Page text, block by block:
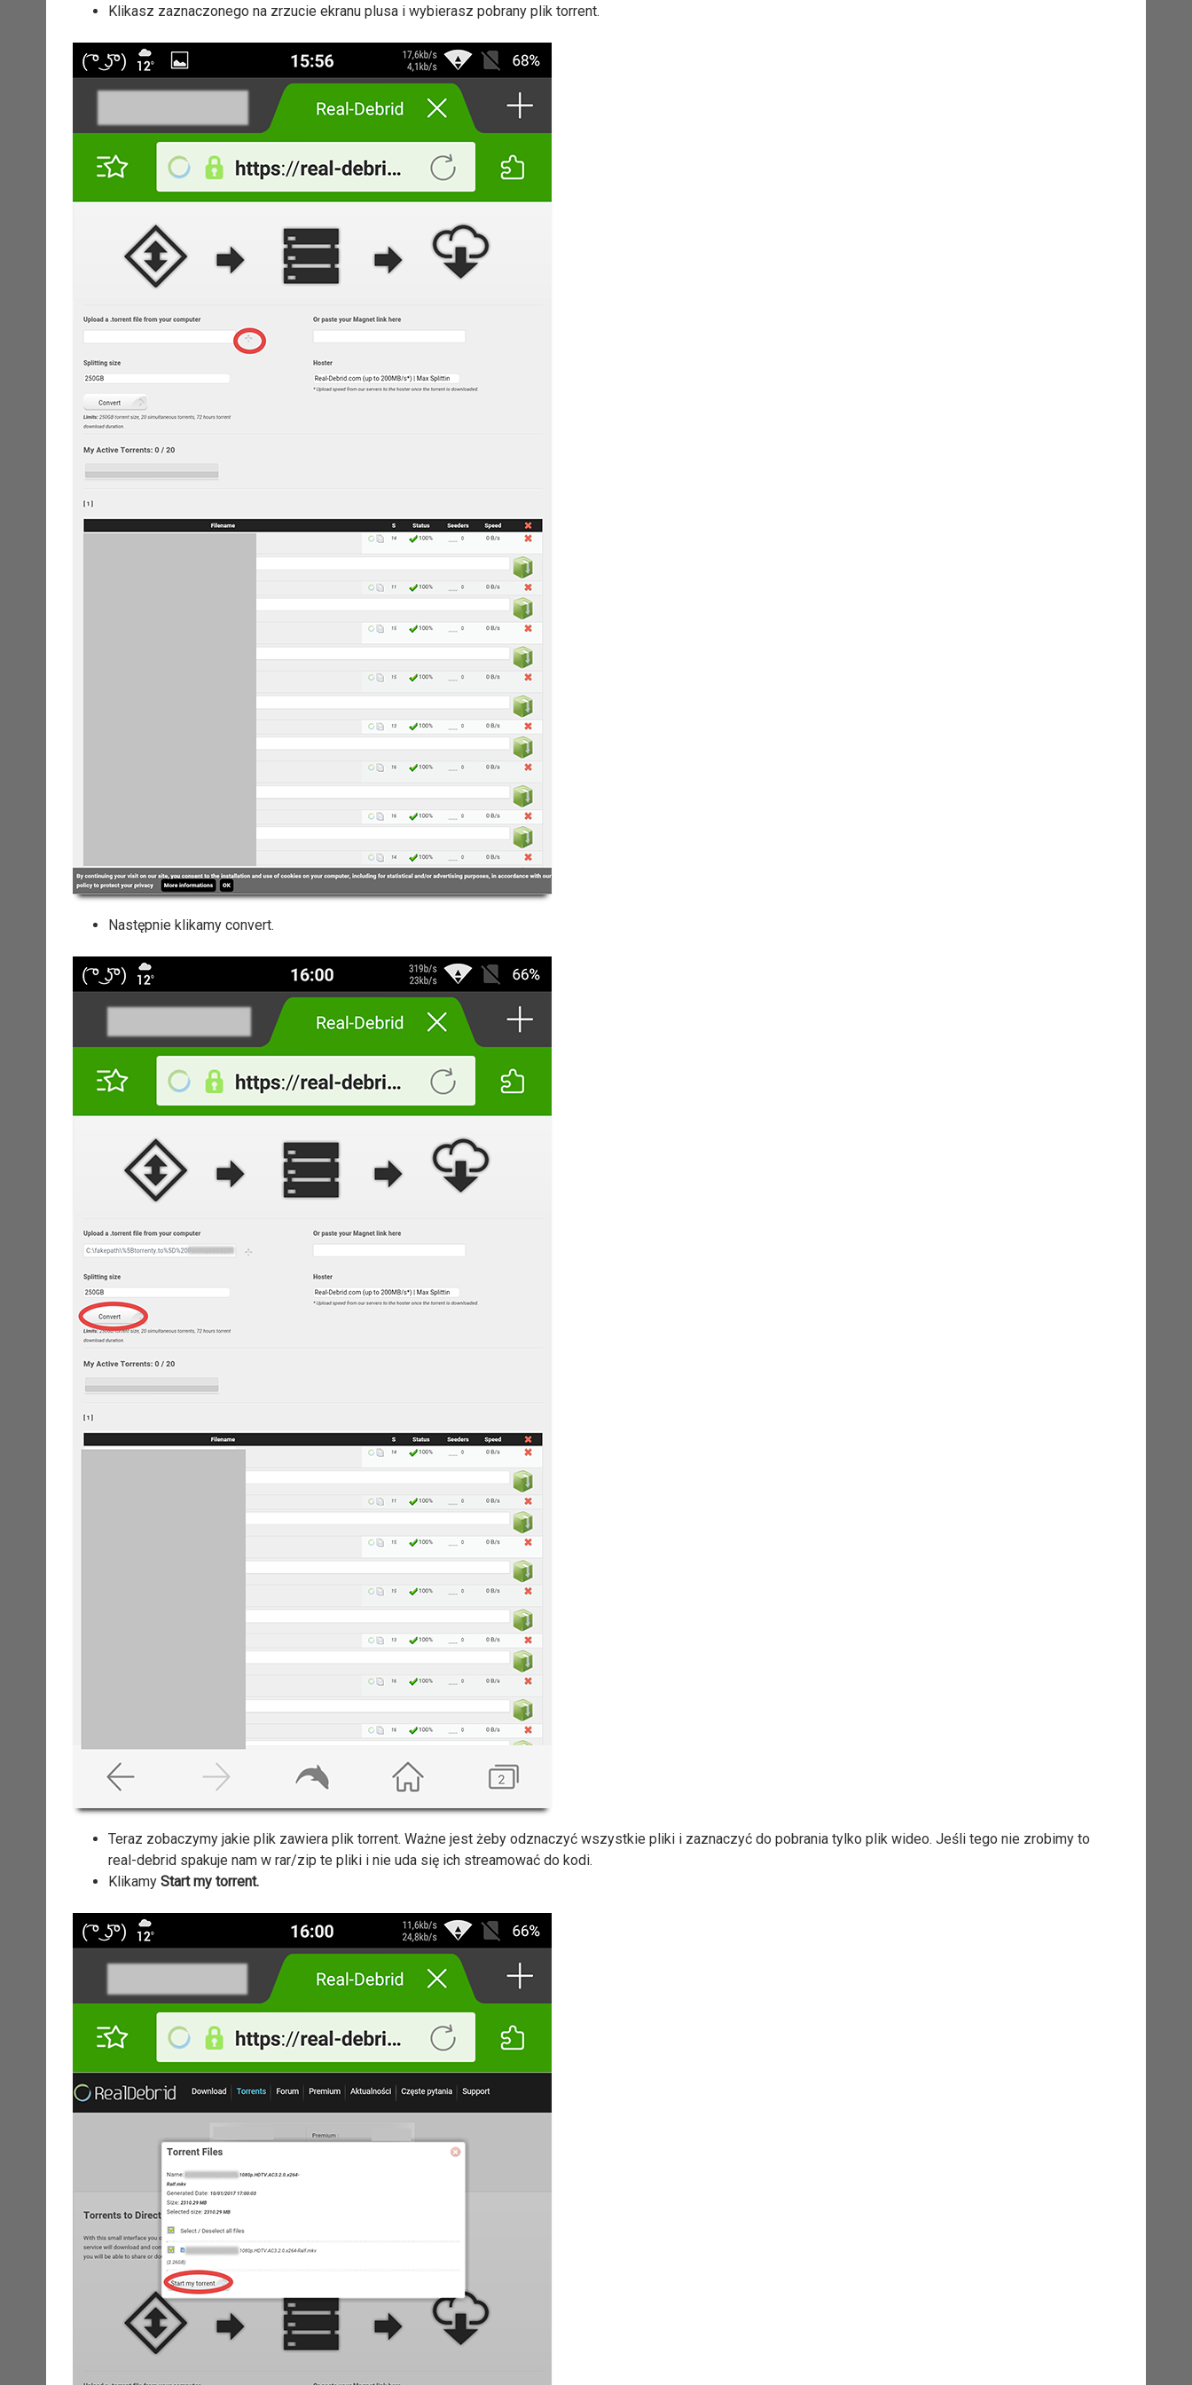
Klikasz zaznaczonego na zrzucie ekranu plusa i wybierasz pobrany plik torrent.
Następnie klikamy convert.
Teraz zobaczymy jakie plik zawiera plik torrent. Ważne jest żeby odznaczyć wszystkie pliki i zaznaczyć do pobrania tylko plik wideo. Jeśli tego nie zrobimy to
real-debrid spakuje nam w rar/zip te pliki i nie uda się ich streamować do kodi.
Klikamy Start my torrent.